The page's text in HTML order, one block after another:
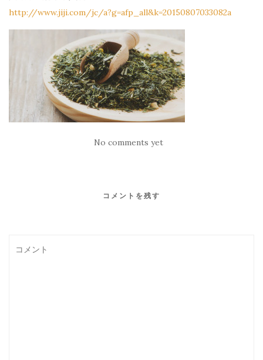
http://www.jiji.com/jc/a?g=afp_all&k=20150807033082a
No comments yet
コメントを残す